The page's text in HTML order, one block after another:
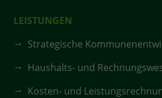
LEISTUNGEN
Strategische
Haushalts- und
Kosten- und